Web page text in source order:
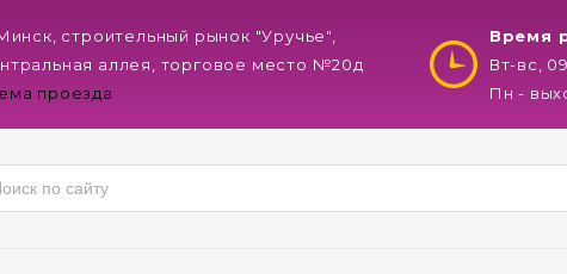
строительный рынок "Уручье",
аллея, торговое место №20д
проезда
Время
Вт-вс,
Пн -